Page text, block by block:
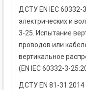
ДСТУ EN IEC 60332-
электрических и
3-25. Испытание
проводов или
вертикальное
(EN IEC 60332-3-
ДСТУ EN 81-